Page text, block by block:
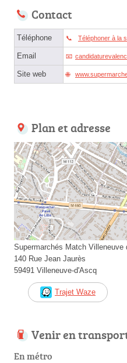
Contact
Téléphone Téléphoner à la
Email
Site web
Plan et adresse
Supermarchés Match Villeneuve
140 Rue Jean Jaurès
59491 Villeneuve-d'Ascq
Trajet Waze
Venir en
En métro